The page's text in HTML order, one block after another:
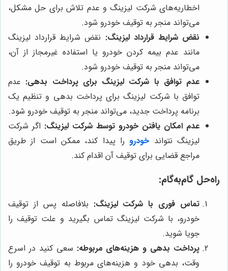
اخطاریه‌های شرکت لیزینگ و عدم تلاش برای حل مشکل،
می‌تواند منجر به توقیف خودرو شود.
نقض شرایط قرارداد لیزینگ: نقض شرایط قرارداد لیزینگ
مانند عدم بیمه کردن خودرو یا استفاده غیرمجاز از آن،
می‌تواند منجر به توقیف خودرو شود.
عدم توافق با شرکت لیزینگ برای پرداخت بدهی: عدم
توافق با شرکت لیزینگ برای پرداخت بدهی و تنظیم یک
برنامه پرداخت جدید، می‌تواند منجر به توقیف خودرو شود.
عدم امکان یافتن خودرو توسط شرکت لیزینگ: اگر شرکت
لیزینگ نتواند خودرو را پیدا کند، ممکن است از طریق
مراجع قضایی برای توقیف آن اقدام کند.
راه‌حل گام‌به‌گام:
تماس فوری با شرکت لیزینگ: بلافاصله پس از توقیف
خودرو، با شرکت لیزینگ تماس بگیرید و علت توقیف را
جویا شوید.
پرداخت بدهی و هزینه‌های مربوطه: سعی کنید در اسرع
وقت، بدهی خود و هزینه‌های مربوط به توقیف خودرو را